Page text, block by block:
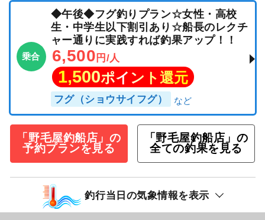
乗合
◆午後◆フグ釣りプラン☆女性・高校
生・中学生以下割引あり☆船長のレクチ
ャー通りに実践すれば釣果アップ！！
6,500 円/人
1,500ポイント還元
フグ（ショウサイフグ）
「野毛屋釣船店」の
予約プランを見る
「野毛屋釣船店」の
全ての釣果を見る
釣行当日の気象情報を表示